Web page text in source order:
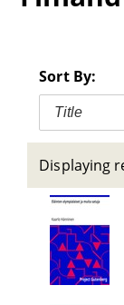
Sort By:
Title
Displaying